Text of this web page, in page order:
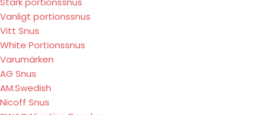
Vanligt portionssnus
Vitt Snus
White Portionssnus
Varumärken
AG Snus
AM.Swedish
Nicoff Snus